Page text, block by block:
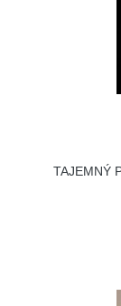
TAJEMNÝ